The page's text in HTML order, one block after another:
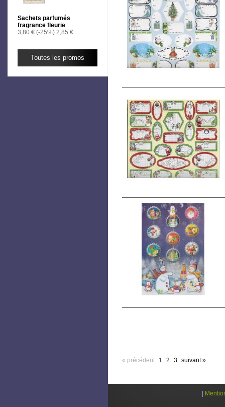
Sachets parfumés
fragrance fleurie
3,80 € (-25%) 2,85 €
Toutes les promos
« précédent 1 2 3 suivant »